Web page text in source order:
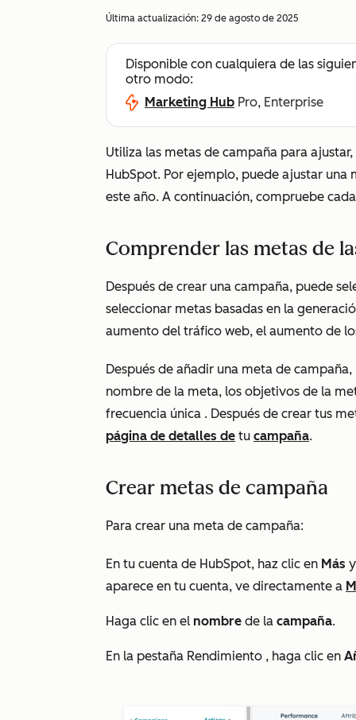
Última actualización: 29 de agosto de 2025
Disponible con cualquiera de las
otro modo:
Marketing Hub Pro, Enterprise
Utiliza las metas de campaña para
HubSpot. Por ejemplo, puede ajustar una
este año. A continuación, compruebe
Comprender las metas de
Después de crear una campaña, puede
seleccionar metas basadas en la
aumento del tráfico web, el aumento de
Después de añadir una meta de
nombre de la meta, los objetivos de la
frecuencia única . Después de crear tus
página de detalles de tu campaña.
Crear metas de campaña
Para crear una meta de campaña:
En tu cuenta de HubSpot, haz clic en Más
aparece en tu cuenta, ve directamente a
Haga clic en el nombre de la campaña.
En la pestaña Rendimiento , haga clic en